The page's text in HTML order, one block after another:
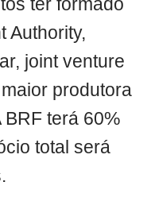
ter formado
Authority,
joint venture
produtora
BRF terá 60%
total será